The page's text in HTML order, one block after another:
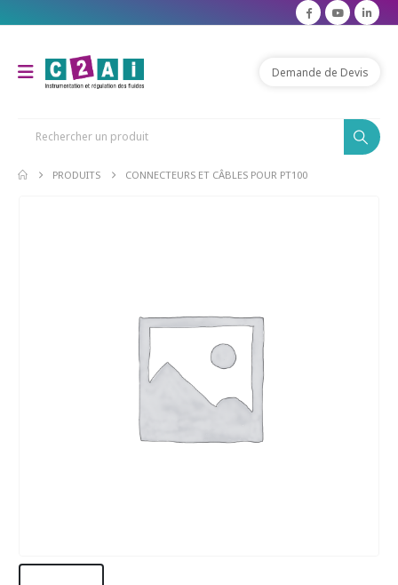
Demande de Devis
PRODUITS CONNECTEURS ET CÂBLES POUR PT100